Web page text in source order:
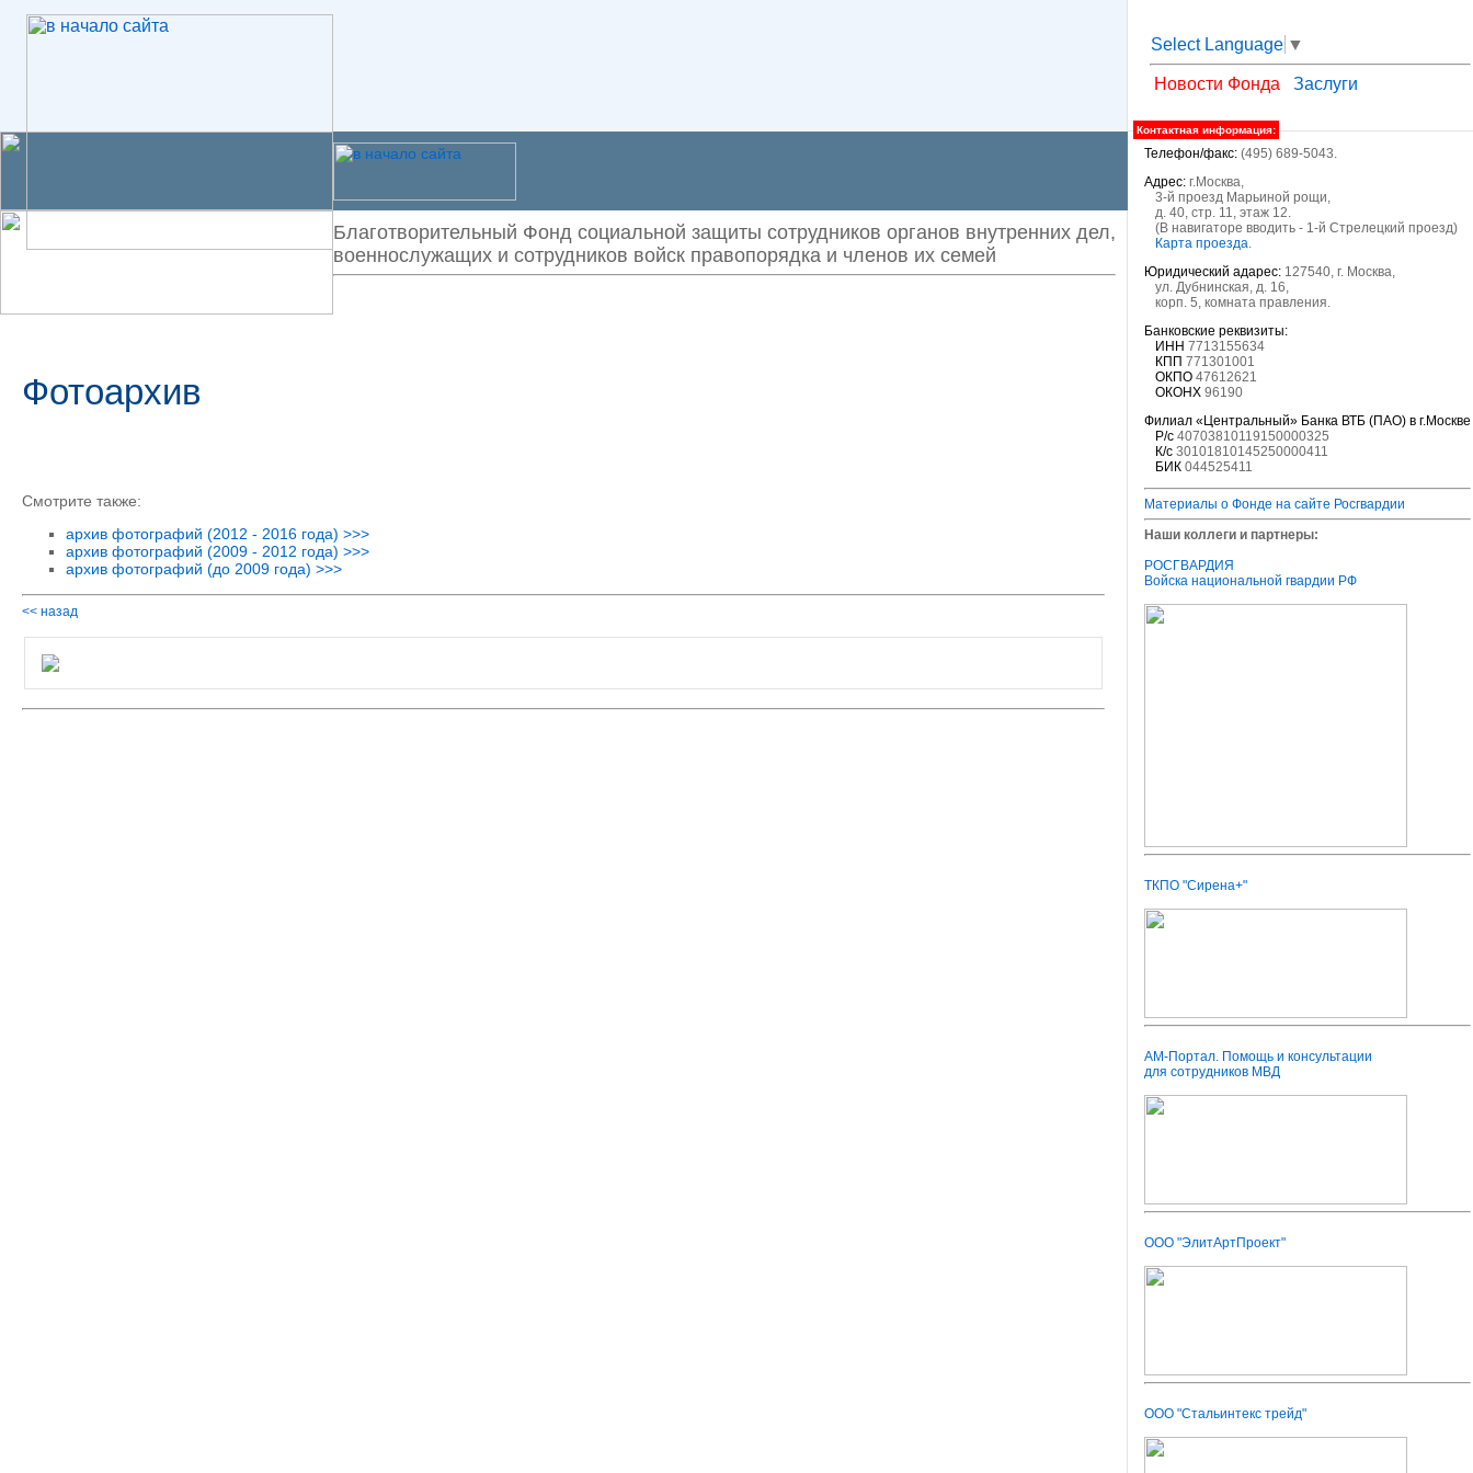
Select Language ▼
Новости Фонда Заслуги
Контактная информация:
Телефон/факс: (495) 689-5043.
Адрес: г.Москва,
3-й проезд Марьиной рощи,
д. 40, стр. 11, этаж 12.
(В навигаторе вводить - 1-й Стрелецкий проезд)
Карта проезда.
Юридический адарес: 127540, г. Москва,
ул. Дубнинская, д. 16,
корп. 5, комната правления.
Банковские реквизиты:
ИНН 7713155634
КПП 771301001
ОКПО 47612621
ОКОНХ 96190
Филиал «Центральный» Банка ВТБ (ПАО) в г.Москве
Р/с 40703810119150000325
К/с 30101810145250000411
БИК 044525411
Материалы о Фонде на сайте Росгвардии
Наши коллеги и партнеры:
РОСГВАРДИЯ
Войска национальной гвардии РФ
ТКПО "Сирена+"
АМ-Портал. Помощь и консультации
для сотрудников МВД
ООО "ЭлитАртПроект"
ООО "Стальинтекс трейд"
Благотворительный Фонд социальной защиты сотрудников органов внутренних дел,
военнослужащих и сотрудников войск правопорядка и членов их семей
Фотоархив
Смотрите также:
архив фотографий (2012 - 2016 года) >>>
архив фотографий (2009 - 2012 года) >>>
архив фотографий (до 2009 года) >>>
<< назад